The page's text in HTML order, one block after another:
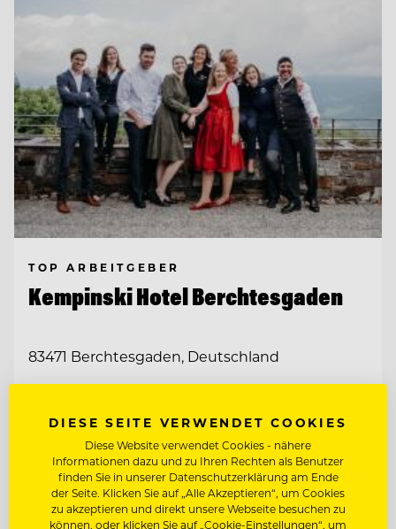
TOP ARBEITGEBER
Kempinski Hotel Berchtesgaden
83471 Berchtesgaden, Deutschland
COMMIS DE RANG (M/W/D)
Entdecke alle Jobs
DIESE SEITE VERWENDET COOKIES
Diese Website verwendet Cookies - nähere
Informationen dazu und zu Ihren Rechten als Benutzer
finden Sie in unserer Datenschutzerklärung am Ende
der Seite. Klicken Sie auf „Alle Akzeptieren“, um Cookies
zu akzeptieren und direkt unsere Webseite besuchen zu
können, oder klicken Sie auf „Cookie-Einstellungen“, um